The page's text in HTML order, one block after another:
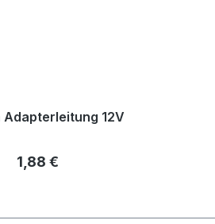
Adapterleitung 12V
Regulärer Preis:
1,88 €